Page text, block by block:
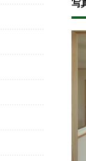
写